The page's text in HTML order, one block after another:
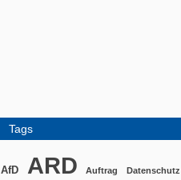
Tags
AfD ARD Auftrag Datenschutz